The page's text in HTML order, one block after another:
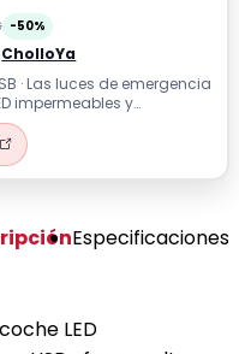
-50%
CholloYa
· Las luces de emergencia
impermeables y
USB ofrecen alta
Especificaciones
LED